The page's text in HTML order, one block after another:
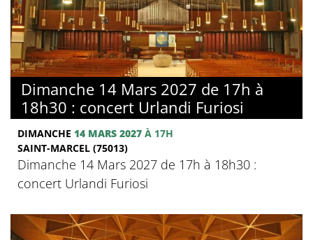
Dimanche 14 Mars 2027 de 17h à
18h30 : concert Urlandi Furiosi
DIMANCHE 14 MARS 2027 À 17H
SAINT-MARCEL (75013)
Dimanche 14 Mars 2027 de 17h à 18h30 :
concert Urlandi Furiosi